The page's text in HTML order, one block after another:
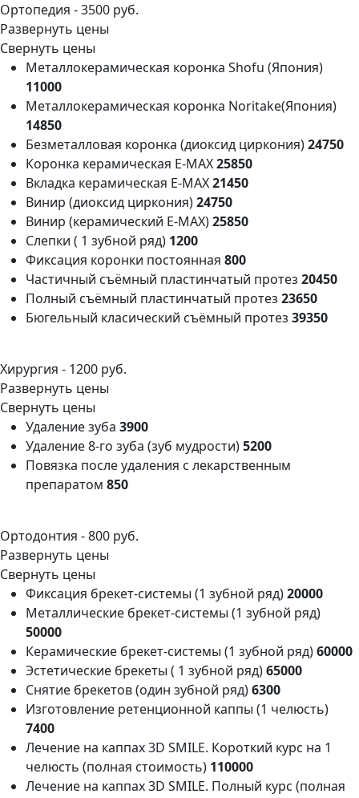
Ортопедия -3500 руб.
Развернуть цены
Свернуть цены
Металлокерамическая коронка Shofu (Япония)
11000
Металлокерамическая коронка Noritake(Япония)
14850
Безметалловая коронка (диоксид циркония)24750
Коронка керамическая E-MAX25850
Вкладка керамическая E-MAX21450
Винир (диоксид циркония)24750
Винир (керамический Е-МАХ)25850
Слепки ( 1 зубной ряд) 1200
Фиксация коронки постоянная 800
Частичный съёмный пластинчатый протез 20450
Полный съёмный пластинчатый протез 23650
Бюгельный класический съёмный протез 39350
Хирургия - 1200 руб.
Развернуть цены
Свернуть цены
Удаление зуба 3900
Удаление 8-го зуба (зуб мудрости)5200
Повязка после удаления с лекарственным
препаратом 850
Ортодонтия -800 руб.
Развернуть цены
Свернуть цены
Фиксация брекет-системы (1 зубной ряд)20000
Металлические брекет-системы (1 зубной ряд)
50000
Керамические брекет-системы (1 зубной ряд)60000
Эстетические брекеты ( 1 зубной ряд)65000
Снятие брекетов (один зубной ряд)6300
Изготовление ретенционной каппы (1 челюсть)
7400
Лечение на каппах 3D SMILE. Короткий курс на 1
челюсть (полная стоимость) 110000
Лечение на каппах 3D SMILE. Полный курс (полная